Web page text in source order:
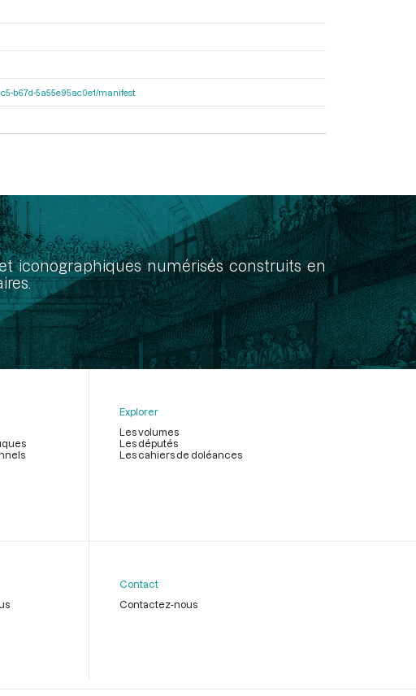
b67d-5a55e95ac0e1/manifest
iconographiques numérisés construits en
Explorer
Les volumes
Les députés
Les cahiers de doléances
Contact
Contactez-nous